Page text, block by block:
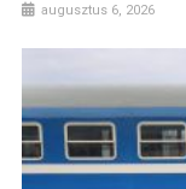
augusztus 6, 2026